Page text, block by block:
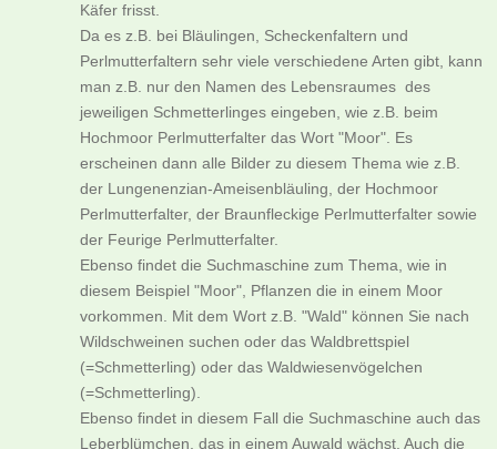
Käfer frisst.
Da es z.B. bei Bläulingen, Scheckenfaltern und
Perlmutterfaltern sehr viele verschiedene Arten gibt, kann
man z.B. nur den Namen des Lebensraumes des
jeweiligen Schmetterlinges eingeben, wie z.B. beim
Hochmoor Perlmutterfalter das Wort "Moor". Es
erscheinen dann alle Bilder zu diesem Thema wie z.B.
der Lungenenzian-Ameisenbläuling, der Hochmoor
Perlmutterfalter, der Braunfleckige Perlmutterfalter sowie
der Feurige Perlmutterfalter.
Ebenso findet die Suchmaschine zum Thema, wie in
diesem Beispiel "Moor", Pflanzen die in einem Moor
vorkommen. Mit dem Wort z.B. "Wald" können Sie nach
Wildschweinen suchen oder das Waldbrettspiel
(=Schmetterling) oder das Waldwiesenvögelchen
(=Schmetterling).
Ebenso findet in diesem Fall die Suchmaschine auch das
Leberblümchen, das in einem Auwald wächst. Auch die